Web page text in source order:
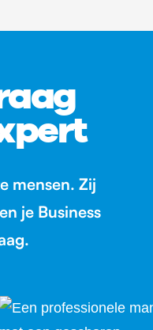
mensen. Zij
je Business